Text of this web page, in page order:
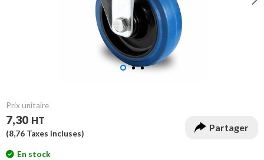
Prix unitaire
7,30 HT
(8,76 Taxes incluses)
Partager
En stock